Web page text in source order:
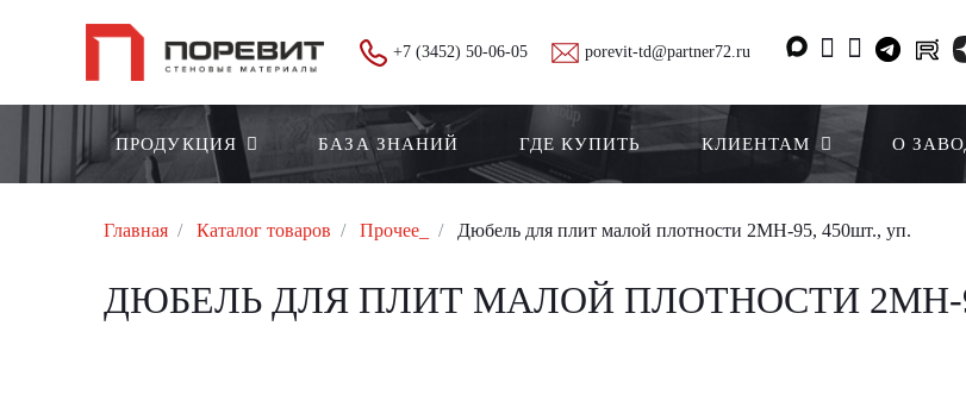
+7 (3452) 50-06-05 porevit-td@partner72.ru
ПРОДУКЦИЯ БАЗА ЗНАНИЙ ГДЕ КУПИТЬ КЛИЕНТАМ О
Главная Каталог товаров Прочее_ Дюбель для плит малой плотности 2МН-95, 450шт., уп.
ДЮБЕЛЬ ДЛЯ ПЛИТ МАЛОЙ ПЛОТНОСТИ 2МН-